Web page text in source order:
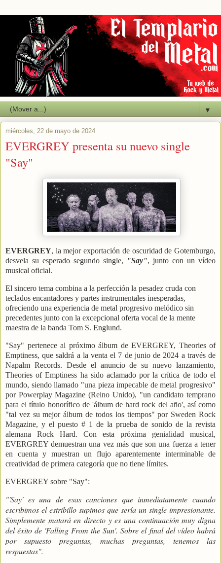
▼
miércoles, 22 de mayo de 2024
EVERGREY presenta su nuevo single
"Say"
EVERGREY, la mejor exportación de oscuridad de Gotemburgo,
desvela su esperado segundo single, "Say", junto con un vídeo
musical oficial.
El sincero tema combina a la perfección la pesadez cruda con
teclados encantadores y partes instrumentales inesperadas,
ofreciendo una experiencia de metal progresivo melódico sin
precedentes junto con la excepcional oferta vocal de la mente
maestra de la banda Tom S. Englund.
"Say" pertenece al próximo álbum de EVERGREY, Theories of
Emptiness, que saldrá a la venta el 7 de junio de 2024 a través de
Napalm Records. Desde el anuncio de su nuevo lanzamiento,
Theories of Emptiness ha sido aclamado por la crítica de todo el
mundo, siendo llamado "una pieza impecable de metal progresivo"
por Powerplay Magazine (Reino Unido), "un candidato temprano
para el título honorífico de 'álbum de hard rock del año', así como
"tal vez su mejor álbum de todos los tiempos" por Sweden Rock
Magazine, y el puesto # 1 de la prueba de sonido de la revista
alemana Rock Hard. Con esta próxima genialidad musical,
EVERGREY demuestran una vez más que son una fuerza a tener
en cuenta y muestran un flujo aparentemente interminable de
creatividad de primera categoría que no tiene límites.
EVERGREY sobre "Say":
"'Say' es una de esas canciones que inmediatamente cuando
escribimos el estribillo supimos que sería un single impresionante.
Simplemente matará en directo y es una continuación muy digna
del éxito de 'Falling From the Sun'. Sobre el final del vídeo habrá
por supuesto preguntas, muchas preguntas, tenemos las
respuestas".